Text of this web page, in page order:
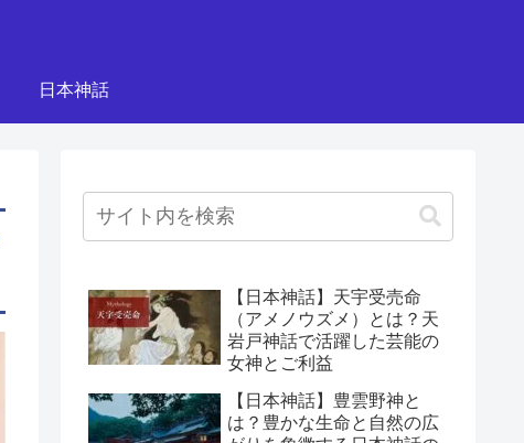
日本神話
【日本神話】天宇受売命
（アメノウズメ）とは？天
岩戸神話で活躍した芸能の
女神とご利益
【日本神話】豊雲野神と
は？豊かな生命と自然の広